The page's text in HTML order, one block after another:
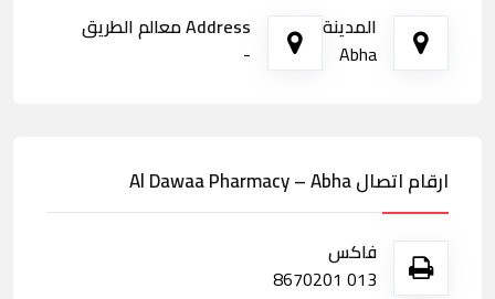
المدينة
Abha
Address معالم الطريق
-
ارقام اتصال Al Dawaa Pharmacy – Abha
فاكس
013 8670201